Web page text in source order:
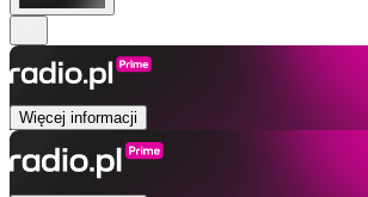
Więcej informacji